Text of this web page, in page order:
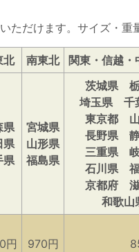
ただけます。サイズ・重
北 南東北 関東・信越・
県
県
県
宮城県
山形県
福島県
茨城県
埼玉県 千
東京都
長野県
三重県
石川県
京都府
和歌
円 970円